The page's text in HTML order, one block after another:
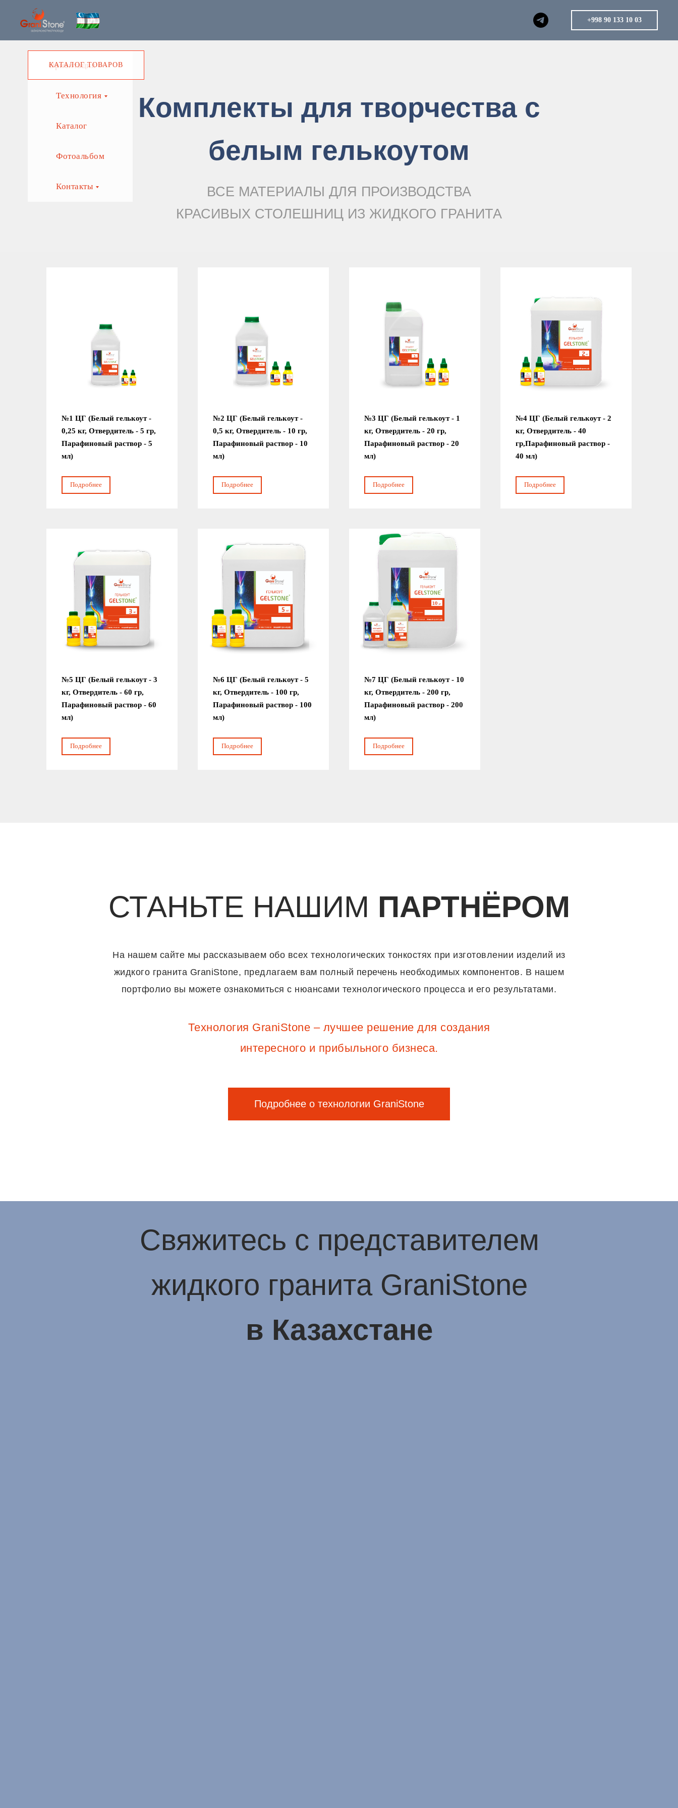
Ориентация
Технология
Каталог
Фотоальбом
Контакты
+998 90 133 10 03
Комплекты для творчества с
белым гелькоутом
ВСЕ МАТЕРИАЛЫ ДЛЯ ПРОИЗВОДСТВА
КРАСИВЫХ СТОЛЕШНИЦ ИЗ ЖИДКОГО ГРАНИТА
№1 ЦГ (Белый гелькоут -
0,25 кг, Отвердитель - 5 гр,
Парафиновый раствор - 5
мл)
Подробнее
№2 ЦГ (Белый гелькоут -
0,5 кг, Отвердитель - 10 гр,
Парафиновый раствор - 10
мл)
Подробнее
№3 ЦГ (Белый гелькоут - 1
кг, Отвердитель - 20 гр,
Парафиновый раствор - 20
мл)
Подробнее
№4 ЦГ (Белый гелькоут - 2
кг, Отвердитель - 40
гр,Парафиновый раствор -
40 мл)
Подробнее
№5 ЦГ (Белый гелькоут - 3
кг, Отвердитель - 60 гр,
Парафиновый раствор - 60
мл)
Подробнее
№6 ЦГ (Белый гелькоут - 5
кг, Отвердитель - 100 гр,
Парафиновый раствор - 100
мл)
Подробнее
№7 ЦГ (Белый гелькоут - 10
кг, Отвердитель - 200 гр,
Парафиновый раствор - 200
мл)
Подробнее
КАТАЛОГ ТОВАРОВ
СТАНЬТЕ НАШИМ ПАРТНЁРОМ
На нашем сайте мы рассказываем обо всех технологических тонкостях при изготовлении изделий из
жидкого гранита GraniStone, предлагаем вам полный перечень необходимых компонентов. В нашем
портфолио вы можете ознакомиться с нюансами технологического процесса и его результатами.
Технология GraniStone – лучшее решение для создания
интересного и прибыльного бизнеса.
Подробнее о технологии GraniStone
Свяжитесь с представителем
жидкого гранита GraniStone
в Казахстане